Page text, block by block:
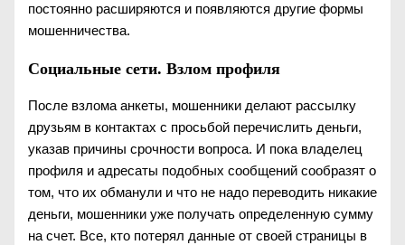
постоянно расширяются и появляются другие формы
мошенничества.
Социальные сети. Взлом профиля
После взлома анкеты, мошенники делают рассылку
друзьям в контактах с просьбой перечислить деньги,
указав причины срочности вопроса. И пока владелец
профиля и адресаты подобных сообщений сообразят о
том, что их обманули и что не надо переводить никакие
деньги, мошенники уже получать определенную сумму
на счет. Все, кто потерял данные от своей страницы в